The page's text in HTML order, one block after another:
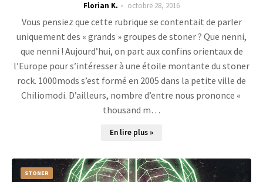
Florian K. octobre 28, 2016
Vous pensiez que cette rubrique se contentait de parler
uniquement des « grands » groupes de stoner ? Que nenni,
que nenni ! Aujourd’hui, on part aux confins orientaux de
l’Europe pour s’intéresser à une étoile montante du stoner
rock. 1000mods s’est formé en 2005 dans la petite ville de
Chiliomodi. D’ailleurs, nombre d’entre nous prononce «
thousand m…
En lire plus »
STONER